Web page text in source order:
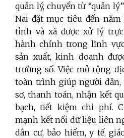
quản lý, chuyển từ “quản
Nai đặt mục tiêu đến năm
tỉnh và xã được xử lý
hành chính trong lĩnh
sản xuất, kinh doanh
trường số. Việc mở rộng
toàn trình giúp người
sơ, thanh toán, nhận kết
bạch, tiết kiệm chi phí.
mạnh kết nối dữ liệu liên
dân cư, bảo hiểm, y tế,